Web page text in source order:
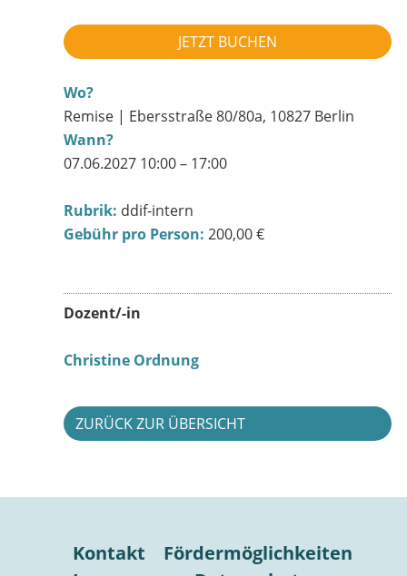
Wo?
Remise | Ebersstraße 80/80a, 10827 Berlin
Wann?
07.06.2027 10:00 – 17:00
Rubrik: ddif-intern
Gebühr pro Person: 200,00 €
Dozent/-in
Christine Ordnung
ZURÜCK ZUR ÜBERSICHT
JETZT BUCHEN
Kontakt
Fördermöglichkeiten